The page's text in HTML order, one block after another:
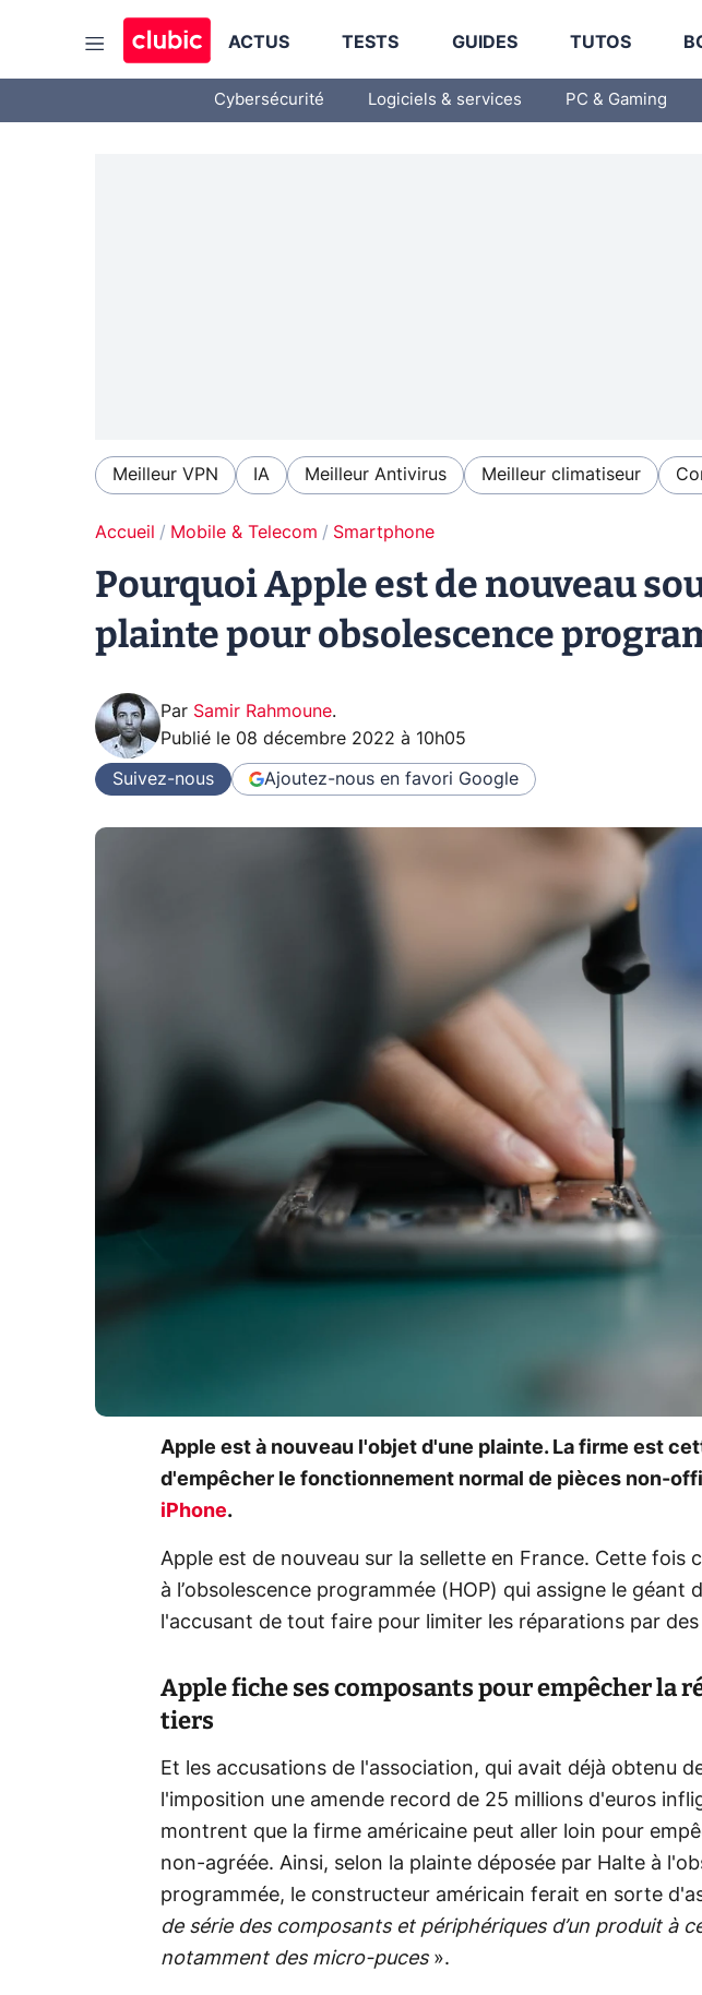
ACTUS TESTS GUIDES TUTOS
Cybersécurité Logiciels & services PC & Gaming
Meilleur VPN IA Meilleur Antivirus Meilleur climatiseur
Accueil Mobile & Telecom Smartphone
Pourquoi Apple est de nouveau
plainte pour obsolescence
Par Samir Rahmoune.
Publié le 08 décembre 2022 à 10h05
Suivez-nous Ajoutez-nous en favori Google
Apple est à nouveau l'objet d'une plainte. La firme est
d'empêcher le fonctionnement normal de pièces non-
iPhone.
Apple est de nouveau sur la sellette en France. Cette fois
à l’obsolescence programmée (HOP) qui assigne le géant
l'accusant de tout faire pour limiter les réparations par
Apple fiche ses composants pour empêcher la
tiers
Et les accusations de l'association, qui avait déjà obtenu
l'imposition une amende record de 25 millions d'euros
montrent que la firme américaine peut aller loin pour
non-agréée. Ainsi, selon la plainte déposée par Halte à
programmée, le constructeur américain ferait en sorte
de série des composants et périphériques d’un produit à
notamment des micro-puces».